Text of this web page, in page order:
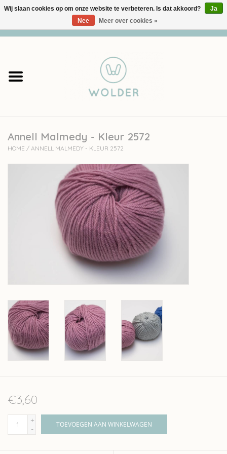
Garens
Accessoires
workshops
Annell Malmedy - Kleur 2572
HOME / ANNELL MALMEDY - KLEUR 2572
€3,60
+
-
TOEVOEGEN AAN WINKELWAGEN
Wij slaan cookies op om onze website te verbeteren. Is dat akkoord?
Ja
Nee
Meer over cookies »